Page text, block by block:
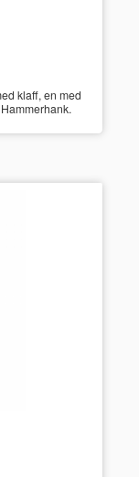
klaff, en med